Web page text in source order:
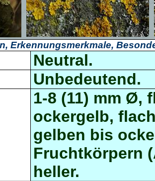
Erkennungsmerkmale,
Neutral.
Unbedeutend.
1-8 (11) mm Ø,
ockergelb,
gelben bis
Fruchtkörpern
heller.